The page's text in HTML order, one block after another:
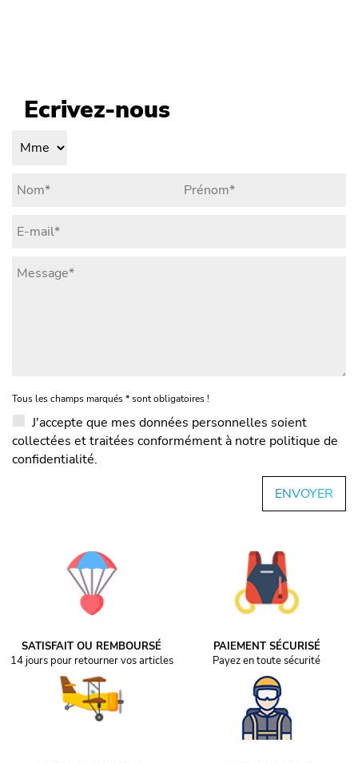
Ecrivez-nous
Tous les champs marqués*sont obligatoires !
J'accepte que mes données personnelles soient
collectées et traitées conformément à notre politique de
confidentialité.
SATISFAIT OU REMBOURSÉ
14 jours pour retourner vos articles
PAIEMENT SÉCURISÉ
Payez en toute sécurité